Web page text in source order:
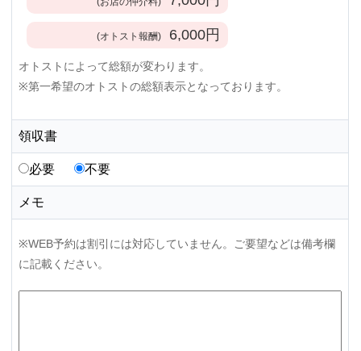
(オトスト報酬) 6,000円
オトストによって総額が変わります。
※第一希望のオトストの総額表示となっております。
領収書
必要 不要
メモ
※WEB予約は割引には対応していません。ご要望などは備考欄
に記載ください。